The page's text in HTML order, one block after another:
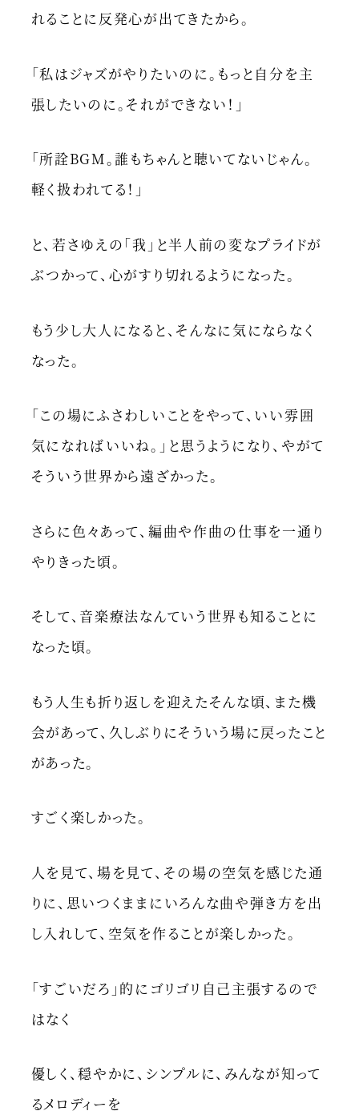
れることに反発心が出てきたから。
「私はジャズがやりたいのに。もっと自分を主
張したいのに。それができない！」
「所詮BGM。誰もちゃんと聴いてないじゃん。
軽く扱われてる！」
と、若さゆえの「我」と半人前の変なプライドが
ぶつかって、心がすり切れるようになった。
もう少し大人になると、そんなに気にならなく
なった。
「この場にふさわしいことをやって、いい雰囲
気になればいいね。」と思うようになり、やがて
そういう世界から遠ざかった。
さらに色々あって、編曲や作曲の仕事を一通り
やりきった頃。
そして、音楽療法なんていう世界も知ることに
なった頃。
もう人生も折り返しを迎えたそんな頃、また機
会があって、久しぶりにそういう場に戻ったこと
があった。
すごく楽しかった。
人を見て、場を見て、その場の空気を感じた通
りに、思いつくままにいろんな曲や弾き方を出
し入れして、空気を作ることが楽しかった。
「すごいだろ」的にゴリゴリ自己主張するので
はなく
優しく、穏やかに、シンプルに、みんなが知って
るメロディーを